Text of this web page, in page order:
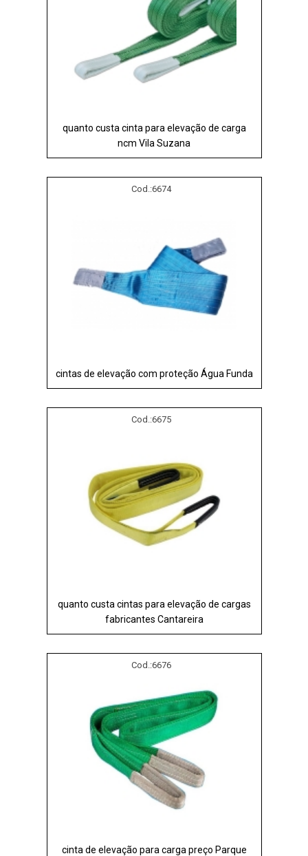
quanto custa cinta para elevação de carga
ncm Vila Suzana
Cod.:6674
cintas de elevação com proteção Água Funda
Cod.:6675
quanto custa cintas para elevação de cargas
fabricantes Cantareira
Cod.:6676
cinta de elevação para carga preço Parque